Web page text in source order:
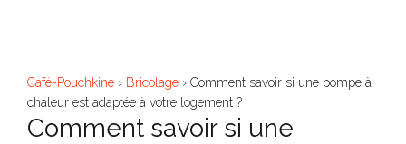
Café-Pouchkine › Bricolage › Comment savoir si une pompe à
chaleur est adaptée à votre logement ?
Comment savoir si une